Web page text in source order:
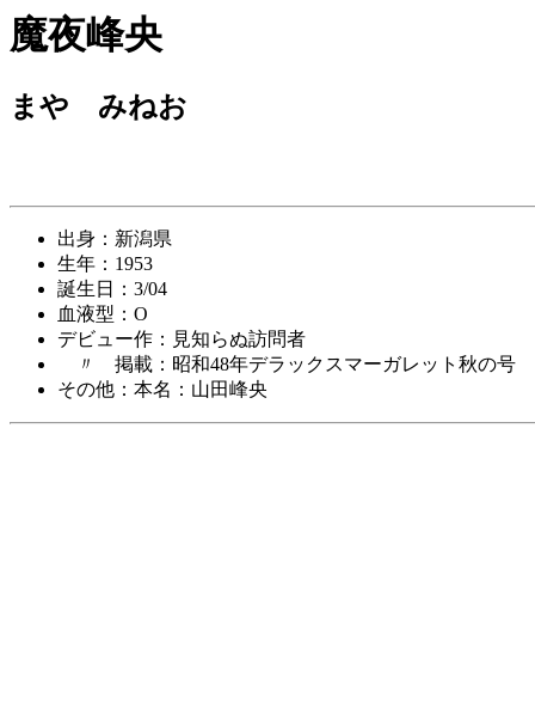
魔夜峰央
まや みねお
出身：新潟県
生年：1953
誕生日：3/04
血液型：O
デビュー作：見知らぬ訪問者
〃 掲載：昭和48年デラックスマーガレット秋の号
その他：本名：山田峰央